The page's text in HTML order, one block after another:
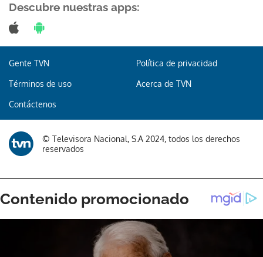
Gracias por suscribirte a nuestro boletín.
Descubre nuestras apps:
Gente TVN Política de privacidad
Términos de uso Acerca de TVN
Contáctenos
© Televisora Nacional, S.A 2024, todos los derechos
reservados